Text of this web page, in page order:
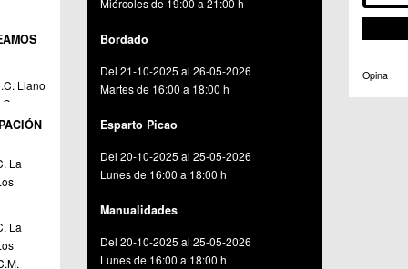
Llano
/
La
/
La
Bordado
Del 21-10-2025 al 26-05-2026
Martes de 16:00 a 18:00 h
Esparto Picao
Del 20-10-2025 al 25-05-2026
Lunes de 16:00 a 18:00 h
Manualidades
Del 20-10-2025 al 25-05-2026
Lunes de 16:00 a 18:00 h
Opina